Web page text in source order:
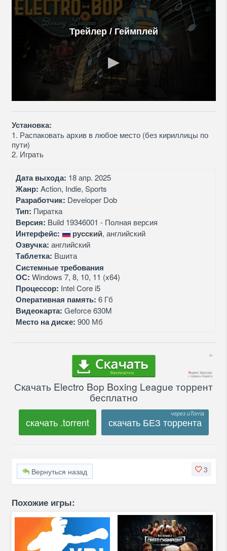
Трейлер / Геймплей
Установка:
1. Распаковать архив в любое место (без кириллицы по
пути)
2. Играть
Дата выхода: 18 апр. 2025
Жанр: Action, Indie, Sports
Разработчик: Developer Dob
Тип: Пиратка
Версия: Build 19346001 - Полная версия
Интерфейс: русский, английский
Озвучка: английский
Таблетка: Вшита
Системные требования
ОС: Windows 7, 8, 10, 11 (x64)
Процессор: Intel Core i5
Оперативная память: 6 Гб
Видеокарта: Geforce 630M
Место на диске: 900 Мб
Скачать Electro Bop Boxing League торрент
бесплатно
скачать .torrent скачать БЕЗ торрента
3
Вернуться назад
Похожие игры: